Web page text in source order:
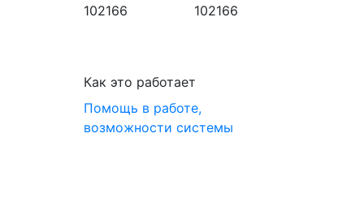
102166
102166
Как это работает
Помощь в работе,
возможности системы